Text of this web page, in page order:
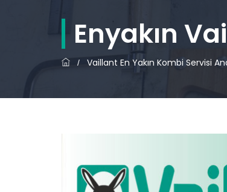
Enyakın
/ Vaillant En Yakın Kombi Servisi